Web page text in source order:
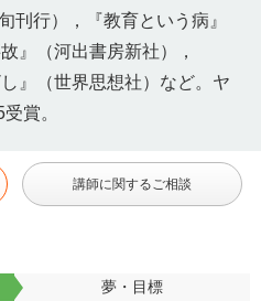
刊行），『教育という病』
』（河出書房新社），
』（世界思想社）など。ヤ
賞。
講師に関するご相談
夢・目標